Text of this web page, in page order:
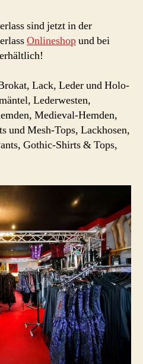
sind jetzt in der
Onlineshopund bei
Lack, Leder und Holo-
Lederwesten,
Medieval-Hemden,
und Mesh-Tops, Lackhosen,
Gothic-Shirts & Tops,